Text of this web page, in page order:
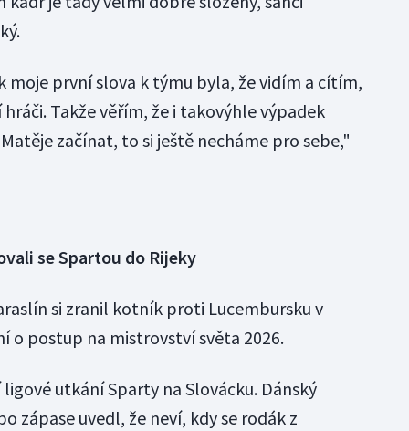
moje první slova k týmu byla, že vidím a cítím,
Takže věřím, že i takovýhle výpadek
začínat, to si ještě necháme pro sebe,"
se Spartou do Rijeky
si zranil kotník proti Lucembursku v
o postup na mistrovství světa 2026.
utkání Sparty na Slovácku. Dánský
zápase uvedl, že neví, kdy se rodák z